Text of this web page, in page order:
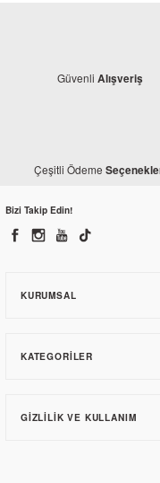
Güvenli Alışveriş
Çeşitli Ödeme
Bizi Takip Edin!
KURUMSAL
KATEGORILER
GIZLILIK VE KULLANIM